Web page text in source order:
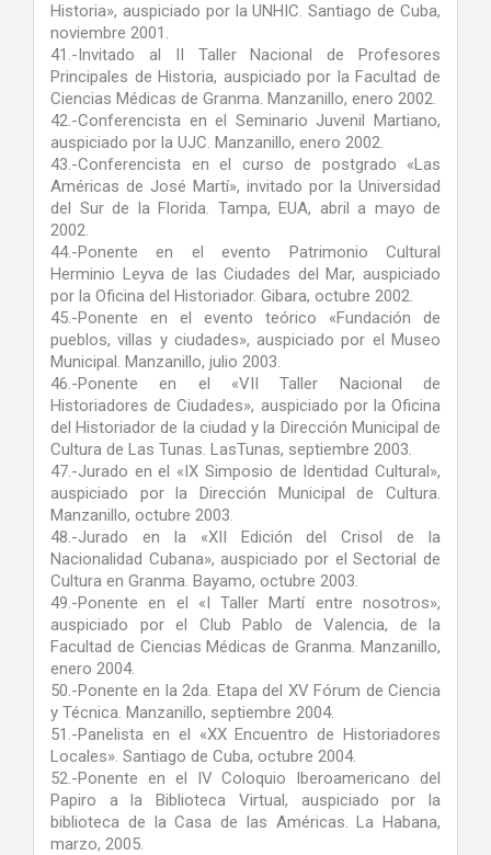
Historia», auspiciado por la UNHIC. Santiago de Cuba,
noviembre 2001.
41.-Invitado al II Taller Nacional de Profesores
Principales de Historia, auspiciado por la Facultad de
Ciencias Médicas de Granma. Manzanillo, enero 2002.
42.-Conferencista en el Seminario Juvenil Martiano,
auspiciado por la UJC. Manzanillo, enero 2002.
43.-Conferencista en el curso de postgrado «Las
Américas de José Martí», invitado por la Universidad
del Sur de la Florida. Tampa, EUA, abril a mayo de
2002.
44.-Ponente en el evento Patrimonio Cultural
Herminio Leyva de las Ciudades del Mar, auspiciado
por la Oficina del Historiador. Gibara, octubre 2002.
45.-Ponente en el evento teórico «Fundación de
pueblos, villas y ciudades», auspiciado por el Museo
Municipal. Manzanillo, julio 2003.
46.-Ponente en el «VII Taller Nacional de
Historiadores de Ciudades», auspiciado por la Oficina
del Historiador de la ciudad y la Dirección Municipal de
Cultura de Las Tunas. LasTunas, septiembre 2003.
47.-Jurado en el «IX Simposio de Identidad Cultural»,
auspiciado por la Dirección Municipal de Cultura.
Manzanillo, octubre 2003.
48.-Jurado en la «XII Edición del Crisol de la
Nacionalidad Cubana», auspiciado por el Sectorial de
Cultura en Granma. Bayamo, octubre 2003.
49.-Ponente en el «I Taller Martí entre nosotros»,
auspiciado por el Club Pablo de Valencia, de la
Facultad de Ciencias Médicas de Granma. Manzanillo,
enero 2004.
50.-Ponente en la 2da. Etapa del XV Fórum de Ciencia
y Técnica. Manzanillo, septiembre 2004.
51.-Panelista en el «XX Encuentro de Historiadores
Locales». Santiago de Cuba, octubre 2004.
52.-Ponente en el IV Coloquio Iberoamericano del
Papiro a la Biblioteca Virtual, auspiciado por la
biblioteca de la Casa de las Américas. La Habana,
marzo, 2005.